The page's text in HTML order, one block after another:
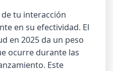
tu interacción
en su efectividad. El
en 2025 da un peso
ocurre durante las
Este